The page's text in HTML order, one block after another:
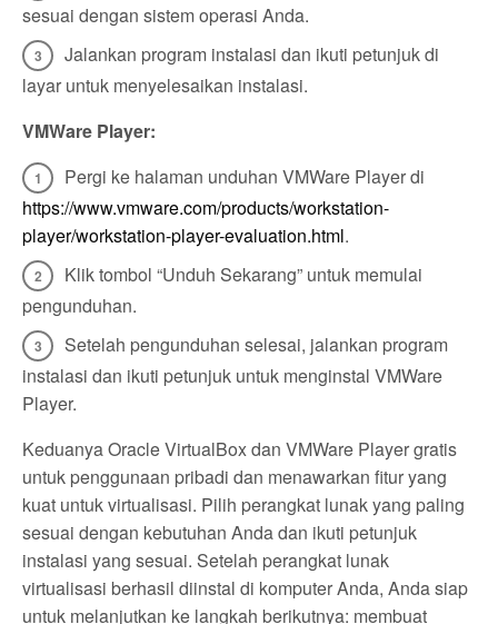
sesuai dengan sistem operasi Anda.
Jalankan program instalasi dan ikuti petunjuk di
layar untuk menyelesaikan instalasi.
VMWare Player:
Pergi ke halaman unduhan VMWare Player di
https://www.vmware.com/products/workstation-
player/workstation-player-evaluation.html.
Klik tombol “Unduh Sekarang” untuk memulai
pengunduhan.
Setelah pengunduhan selesai, jalankan program
instalasi dan ikuti petunjuk untuk menginstal VMWare
Player.
Keduanya Oracle VirtualBox dan VMWare Player gratis
untuk penggunaan pribadi dan menawarkan fitur yang
kuat untuk virtualisasi. Pilih perangkat lunak yang paling
sesuai dengan kebutuhan Anda dan ikuti petunjuk
instalasi yang sesuai. Setelah perangkat lunak
virtualisasi berhasil diinstal di komputer Anda, Anda siap
untuk melanjutkan ke langkah berikutnya: membuat